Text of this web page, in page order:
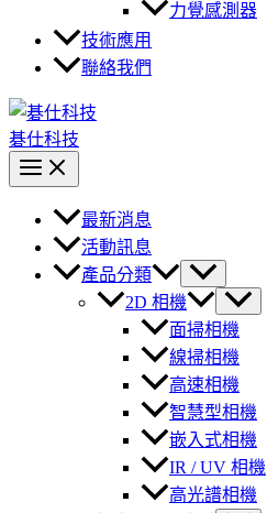
力覺感測器
技術應用
聯絡我們
碁仕科技
最新消息
活動訊息
產品分類
2D 相機
面掃相機
線掃相機
高速相機
智慧型相機
嵌入式相機
IR / UV 相機
高光譜相機